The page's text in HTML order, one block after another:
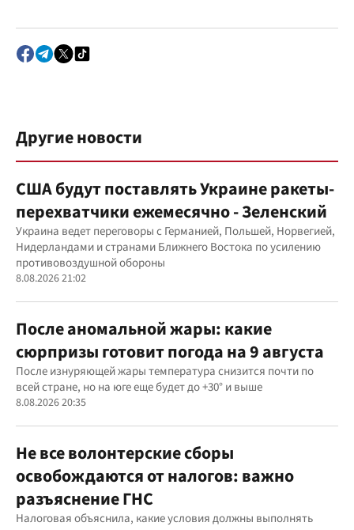
Другие новости
США будут поставлять Украине ракеты-
перехватчики ежемесячно - Зеленский
Украина ведет переговоры с Германией, Польшей, Норвегией,
Нидерландами и странами Ближнего Востока по усилению
противовоздушной обороны
8.08.2026 21:02
После аномальной жары: какие
сюрпризы готовит погода на 9 августа
После изнуряющей жары температура снизится почти по
всей стране, но на юге еще будет до +30° и выше
8.08.2026 20:35
Не все волонтерские сборы
освобождаются от налогов: важно
разъяснение ГНС
Налоговая объяснила, какие условия должны выполнять